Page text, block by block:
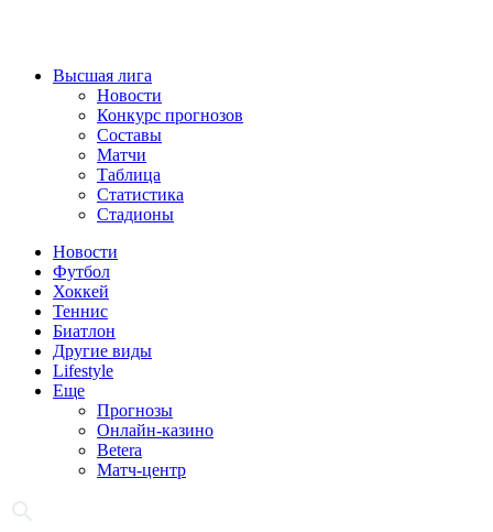
Высшая лига
Новости
Конкурс прогнозов
Составы
Матчи
Таблица
Статистика
Стадионы
Новости
Футбол
Хоккей
Теннис
Биатлон
Другие виды
Lifestyle
Еще
Прогнозы
Онлайн-казино
Betera
Матч-центр